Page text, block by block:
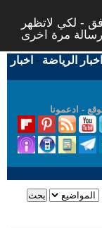
- لكي لاتظهر
اخبار الرياضة - اخبار
- ادعمونا